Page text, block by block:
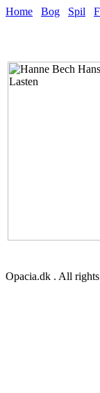
Home Bog Spil
Opacia.dk . All rights